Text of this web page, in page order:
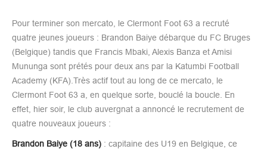
Pour terminer son mercato, le Clermont Foot 63 a recruté
quatre jeunes joueurs : Brandon Baiye débarque du FC Bruges
(Belgique) tandis que Francis Mbaki, Alexis Banza et Amisi
Mununga sont prétés pour deux ans par la Katumbi Football
Academy (KFA).Très actif tout au long de ce mercato, le
Clermont Foot 63 a, en quelque sorte, bouclé la boucle. En
effet, hier soir, le club auvergnat a annoncé le recrutement de
quatre nouveaux joueurs :
Brandon Baiye (18 ans) : capitaine des U19 en Belgique, ce